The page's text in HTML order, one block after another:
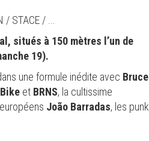
STACE / ...
situés à 150 mètres l’un de
19).
une formule inédite avec Bruce
et BRNS, la cultissime
João Barradas, les punk